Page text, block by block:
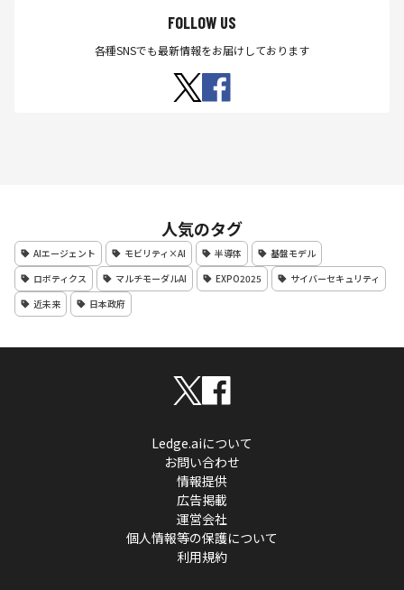
FOLLOW US
各種SNSでも最新情報をお届けしております
人気のタグ
AIエージェント モビリティ×AI 半導体
基盤モデル
ロボティクス
マルチモーダルAI EXPO2025
サイバーセキュリティ
近未来
日本政府
Ledge.aiについて
お問い合わせ
情報提供
広告掲載
運営会社
個人情報等の保護について
利用規約